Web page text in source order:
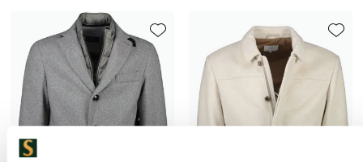
Toevoegen aan favorieten